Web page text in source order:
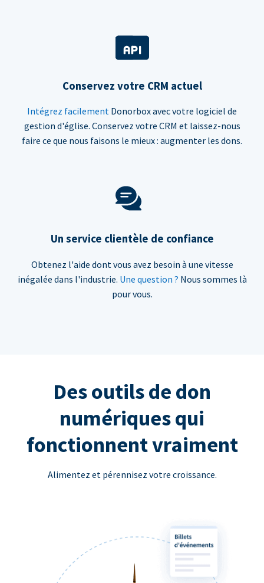
Conservez votre CRM actuel
Intégrez facilement Donorbox avec votre logiciel de
gestion d'église. Conservez votre CRM et laissez-nous
faire ce que nous faisons le mieux : augmenter les dons.
Un service clientèle de confiance
Obtenez l'aide dont vous avez besoin à une vitesse
inégalée dans l'industrie. Une question ? Nous sommes là
pour vous.
Des outils de don
numériques qui
fonctionnent vraiment
Alimentez et pérennisez votre croissance.